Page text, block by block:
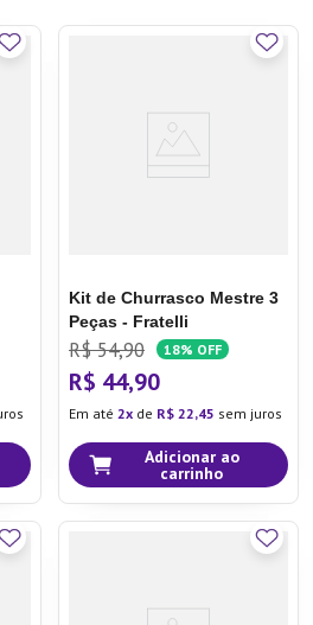
Kit de Churrasco Mestre 3
Peças - Fratelli
R$ 54,90 18% OFF
R$ 44,90
Em até 2 de R$ 22,45 sem juros
Adicionar ao
carrinho